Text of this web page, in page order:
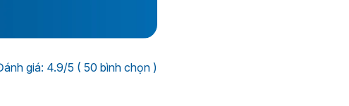
giá: 4.9/5 ( 50 bình chọn )